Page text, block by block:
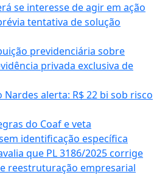
se interesse de agir em ação
tentativa de solução
previdenciária sobre
privada exclusiva de
alerta: R$ 22 bi sob risco
do Coaf e veta
identificação específica
que PL 3186/2025 corrige
reestruturação empresarial